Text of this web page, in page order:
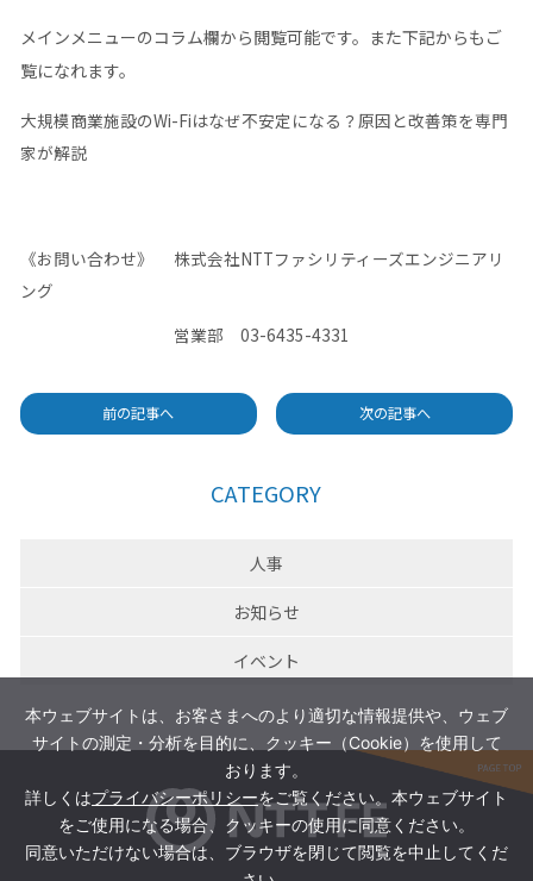
メインメニューのコラム欄から閲覧可能です。また下記からもご
覧になれます。
大規模商業施設のWi-Fiはなぜ不安定になる？原因と改善策を専門
家が解説
《お問い合わせ》 株式会社NTTファシリティーズエンジニアリ
ング
営業部 03-6435-4331
前の記事へ 次の記事へ
CATEGORY
人事
お知らせ
イベント
本ウェブサイトは、お客さまへのより適切な情報提供や、ウェブ
サイトの測定・分析を目的に、クッキー（Cookie）を使用して
おります。
詳しくはプライバシーポリシーをご覧ください。本ウェブサイト
をご使用になる場合、クッキーの使用に同意ください。
同意いただけない場合は、ブラウザを閉じて閲覧を中止してくだ